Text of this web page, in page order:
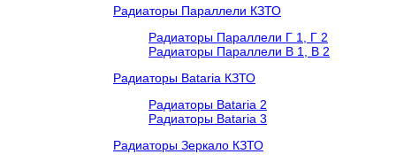
Радиаторы Параллели КЗТО
Радиаторы Параллели Г 1, Г 2
Радиаторы Параллели В 1, В 2
Радиаторы Bataria КЗТО
Радиаторы Bataria 2
Радиаторы Bataria 3
Радиаторы Зеркало КЗТО